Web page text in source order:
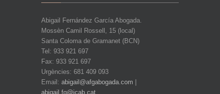
Abigail Fernández García Abogada.
Mossèn Camil Rossell, 15 (local)
Santa Coloma de Gramanet (BCN)
Tel: 933 921 697
Fax: 933 921 697
Urgències: 681 409 093
Email: abigail@afgabogada.com
abigail.fg@icab.cat